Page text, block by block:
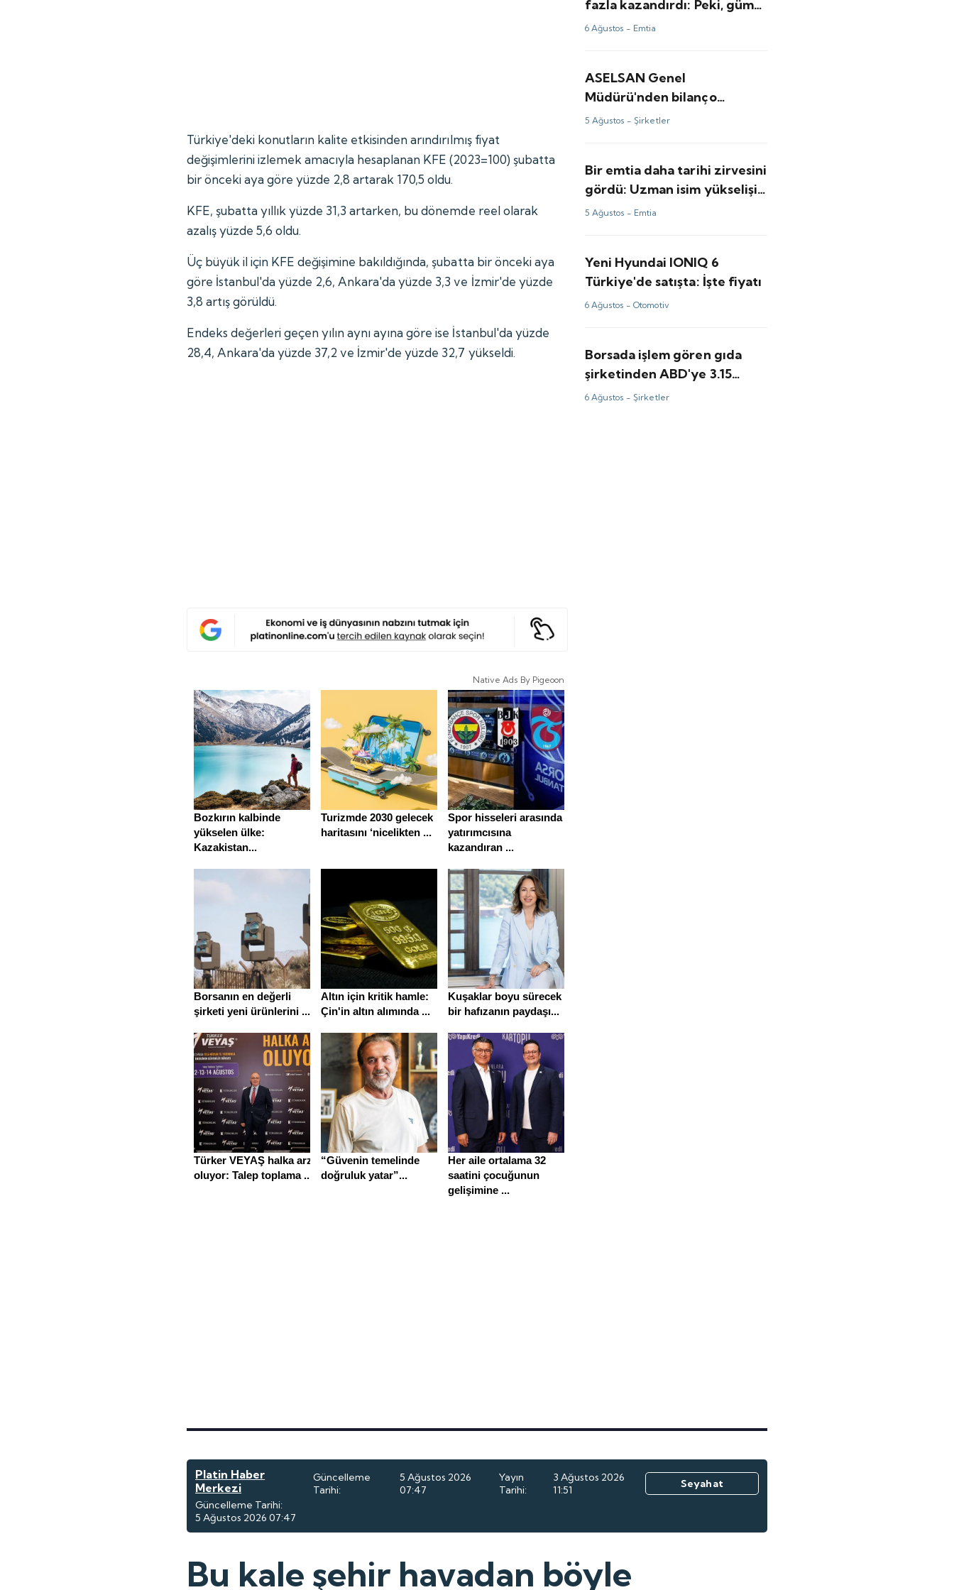
Türkiye'deki konutların kalite etkisinden arındırılmış fiyat
değişimlerini izlemek amacıyla hesaplanan KFE (2023=100) şubatta
bir önceki aya göre yüzde 2,8 artarak 170,5 oldu.
KFE, şubatta yıllık yüzde 31,3 artarken, bu dönemde reel olarak
azalış yüzde 5,6 oldu.
Üç büyük il için KFE değişimine bakıldığında, şubatta bir önceki aya
göre İstanbul'da yüzde 2,6, Ankara'da yüzde 3,3 ve İzmir'de yüzde
3,8 artış görüldü.
Endeks değerleri geçen yılın aynı ayına göre ise İstanbul'da yüzde
28,4, Ankara'da yüzde 37,2 ve İzmir'de yüzde 32,7 yükseldi.
Native Ads By Pigeoon
Bozkırın kalbinde
yükselen ülke:
Kazakistan...
Turizmde 2030 gelecek
haritasını ‘nicelikten ...
Spor hisseleri arasında
yatırımcısına
kazandıran ...
Borsanın en değerli
şirketi yeni ürünlerini ...
Altın için kritik hamle:
Çin'in altın alımında ...
Kuşaklar boyu sürecek
bir hafızanın paydaşı...
Türker VEYAŞ halka arz
oluyor: Talep toplama ...
“Güvenin temelinde
doğruluk yatar”...
Her aile ortalama 32
saatini çocuğunun
gelişimine ...
fazla kazandırdı: Peki, gümüş
fiyatları için bundan sonrası
6 Ağustos - Emtia
ASELSAN Genel
Müdürü'nden bilanço
değerlendirmesi
5 Ağustos - Şirketler
Bir emtia daha tarihi zirvesini
gördü: Uzman isim yükselişin
perde arkasını anlattı
5 Ağustos - Emtia
Yeni Hyundai IONIQ 6
Türkiye'de satışta: İşte fiyatı
6 Ağustos -Otomotiv
Borsada işlem gören gıda
şirketinden ABD'ye 3.15
milyon dolarlık satış
6 Ağustos - Şirketler
Platin Haber
Merkezi
Güncelleme
Tarihi:
5 Ağustos 2026
07:47
Yayın
Tarihi:
3 Ağustos 2026
11:51
Seyahat
Güncelleme Tarihi:
5 Ağustos 2026 07:47
Bu kale şehir havadan böyle